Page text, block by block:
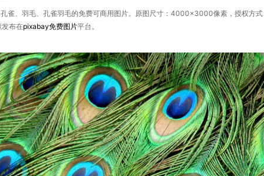
雀、羽毛、孔雀羽毛的免费可商用图片。原图尺寸：4000×3000像素，授权方
布在pixabay免费图片平台。